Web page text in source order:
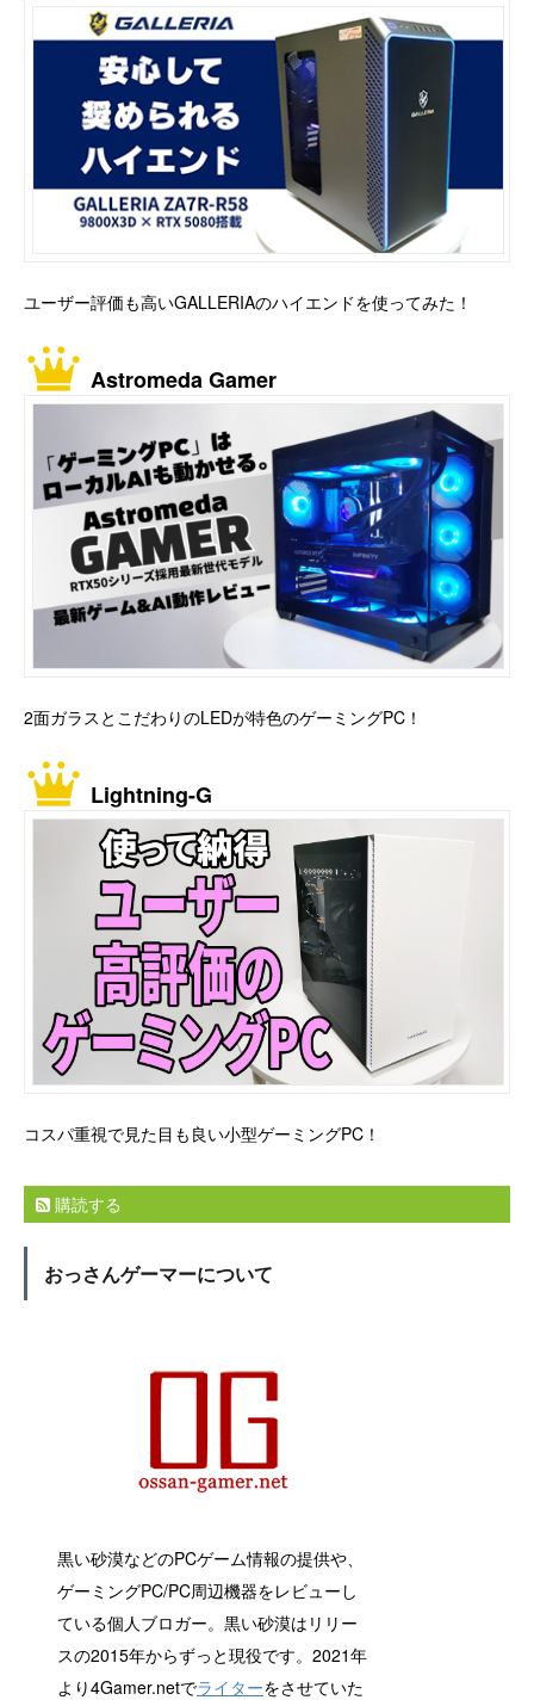
ユーザー評価も高いGALLERIAのハイエンドを使ってみた！
Astromeda Gamer
2面ガラスとこだわりのLEDが特色のゲーミングPC！
Lightning-G
コスパ重視で見た目も良い小型ゲーミングPC！
購読する
おっさんゲーマーについて
黒い砂漠などのPCゲーム情報の提供や、
ゲーミングPC/PC周辺機器をレビューし
ている個人ブロガー。黒い砂漠はリリー
スの2015年からずっと現役です。2021年
より4Gamer.netでライターをさせていた